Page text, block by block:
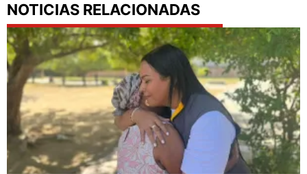
NOTICIAS RELACIONADAS